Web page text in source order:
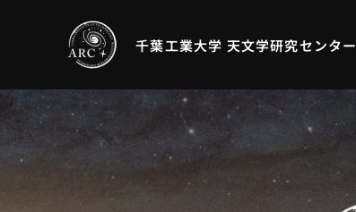
千葉工業大学 天文学研究センター